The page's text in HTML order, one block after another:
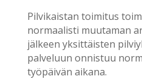
Pilvikaistan toimitus
normaalisti muutaman
jälkeen yksittäisten
palveluun onnistuu
työpäivän aikana.